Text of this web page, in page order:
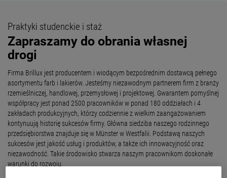
Praktyki studenckie i staż
Zapraszamy do obrania własnej
drogi
Firma Brillux jest producentem i wiodącym bezpośrednim dostawcą pełnego
asortymentu farb i lakierów. Jesteśmy niezawodnym partnerem firm z branży
rzemieślniczej, handlowej, przemysłowej i projektowej. Gwarantem pomyślnej
współpracy jest ponad 2500 pracowników w ponad 180 oddziałach i 4
zakładach produkcyjnych, którzy codziennie z wielkim zaangażowaniem
kontynuują historię sukcesów firmy. Główna siedziba naszego rodzinnego
przedsiębiorstwa znajduje się w Münster w Westfalii. Podstawą naszych
sukcesów jest jakość usług i produktów, a także ich innowacyjność oraz
niezawodność. Takie środowisko stwarza naszym pracownikom doskonałe
warunki do rozwoju.